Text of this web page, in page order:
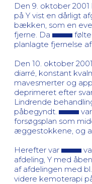
Den 9. oktober
på Y vist en dårligt
bækken, som en
fjerne. Da
planlagte fjernelse
Den 10. oktober
diarré, konstant
mavesmerter og
deprimeret efter
Lindrende
påbegyndt.
forsøgsplan som
æggestokkene, og
Herefter var
afdeling, Y med
af afdelingen med
videre kemoterapi